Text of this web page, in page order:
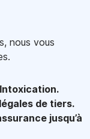
nous vous
de tiers.
jusqu’à